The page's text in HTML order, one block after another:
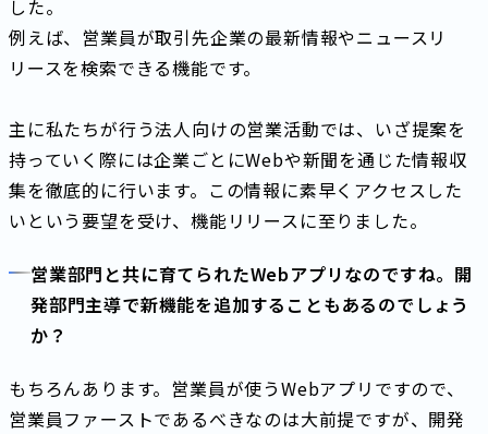
した。
例えば、営業員が取引先企業の最新情報やニュースリ
リースを検索できる機能です。
主に私たちが行う法人向けの営業活動では、いざ提案を
持っていく際には企業ごとにWebや新聞を通じた情報収
集を徹底的に行います。この情報に素早くアクセスした
いという要望を受け、機能リリースに至りました。
営業部門と共に育てられたWebアプリなのですね。開
発部門主導で新機能を追加することもあるのでしょう
か？
もちろんあります。営業員が使うWebアプリですので、
営業員ファーストであるべきなのは大前提ですが、開発